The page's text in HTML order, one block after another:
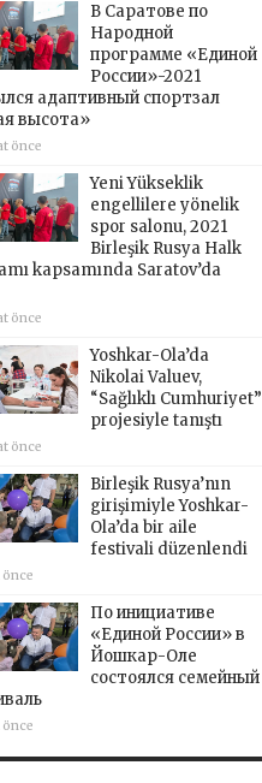
В Саратове по
Народной
программе «Единой
России»-2021
адаптивный спортзал
высота»
önce
Yeni Yükseklik
engellilere yönelik
spor salonu, 2021
Birleşik Rusya Halk
kapsamında Saratov’da
önce
Yoshkar-Ola’da
Nikolai Valuev,
“Sağlıklı Cumhuriyet”
projesiyle tanıştı
önce
Birleşik Rusya’nın
girişimiyle Yoshkar-
Ola’da bir aile
festivali düzenlendi
önce
По инициативе
«Единой России» в
Йошкар-Оле
состоялся семейный
önce